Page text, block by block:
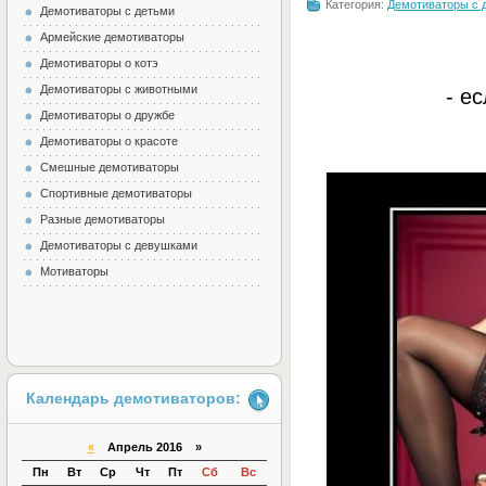
Категория: Демотиваторы с
-
Демотиваторы с детьми
Армейские демотиваторы
Демотиваторы о котэ
Демотиваторы с животными
Демотиваторы о дружбе
Демотиваторы о красоте
Смешные демотиваторы
Спортивные демотиваторы
Разные демотиваторы
Демотиваторы с девушками
Мотиваторы
Календарь демотиваторов:
«Апрель 2016 »
Пн
Вт Ср Чт Пт Сб Вс